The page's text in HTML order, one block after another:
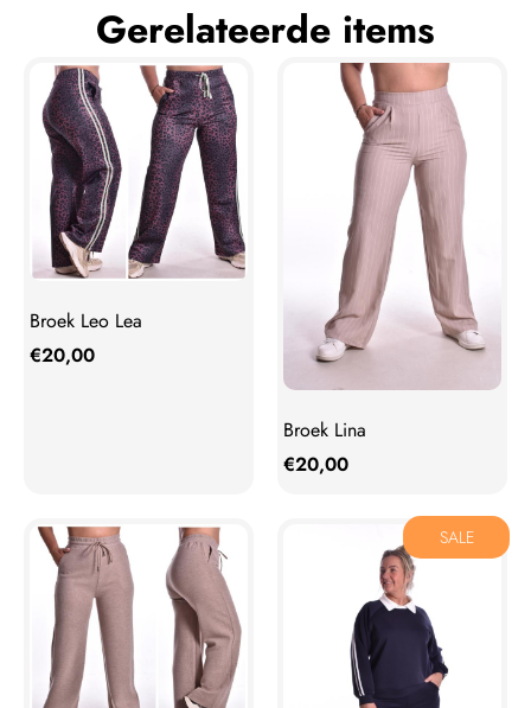
Gerelateerde items
Broek Leo Lea
€20,00
Broek Lina
€20,00
SALE